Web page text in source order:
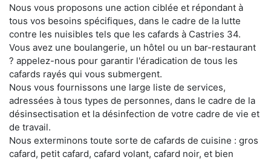
Nous vous proposons une action ciblée et répondant à
tous vos besoins spécifiques, dans le cadre de la lutte
contre les nuisibles tels que les cafards à Castries 34.
Vous avez une boulangerie, un hôtel ou un bar-restaurant
? appelez-nous pour garantir l'éradication de tous les
cafards rayés qui vous submergent.
Nous vous fournissons une large liste de services,
adressées à tous types de personnes, dans le cadre de la
désinsectisation et la désinfection de votre cadre de vie et
de travail.
Nous exterminons toute sorte de cafards de cuisine : gros
cafard, petit cafard, cafard volant, cafard noir, et bien